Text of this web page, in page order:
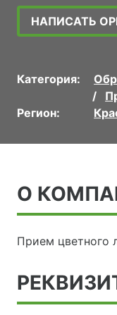
НАПИСАТЬ
Категория:
Регион:
О
Прием цветного